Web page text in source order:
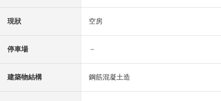
現狀 空房
停車場 －
建築物結構 鋼筋混凝土造